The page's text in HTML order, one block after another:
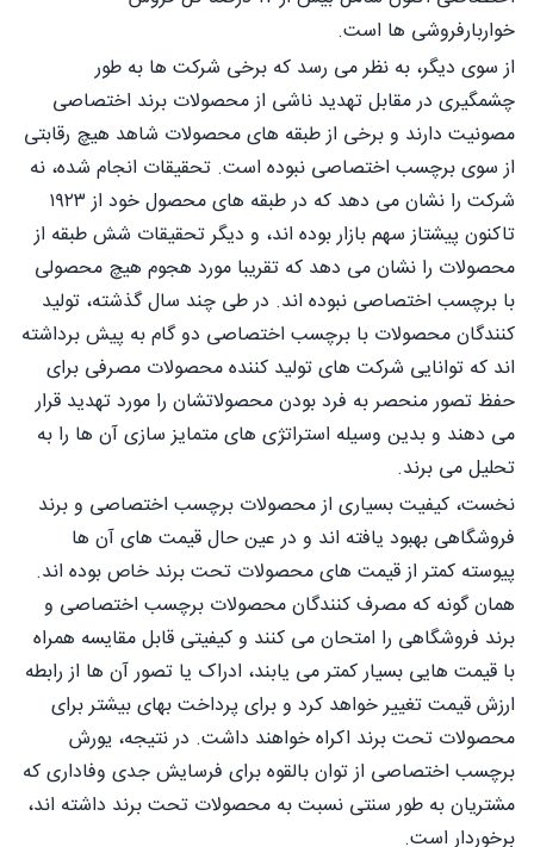
خواربارفروشی ها است.
از سوی دیگر، به نظر می رسد که برخی شرکت ها به طور
چشمگیری در مقابل تهدید ناشی از محصولات برند اختصاصی
مصونیت دارند و برخی از طبقه های محصولات شاهد هیچ رقابتی
از سوی برچسب اختصاصی نبوده است. تحقیقات انجام شده، نه
شرکت را نشان می دهد که در طبقه های محصول خود از ۱۹۲۳
تاکنون پیشتاز سهم بازار بوده اند، و دیگر تحقیقات شش طبقه از
محصولات را نشان می دهد که تقریبا مورد هجوم هیچ محصولی
با برچسب اختصاصی نبوده اند. در طی چند سال گذشته، تولید
کنندگان محصولات با برچسب اختصاصی دو گام به پیش برداشته
اند که توانایی شرکت های تولید کننده محصولات مصرفی برای
حفظ تصور منحصر به فرد بودن محصولاتشان را مورد تهدید قرار
می دهند و بدین وسیله استراتژی های متمایز سازی آن ها را به
تحلیل می برند.
نخست، کیفیت بسیاری از محصولات برچسب اختصاصی و برند
فروشگاهی بهبود یافته اند و در عین حال قیمت های آن ها
پیوسته کمتر از قیمت های محصولات تحت برند خاص بوده اند.
همان گونه که مصرف کنندگان محصولات برچسب اختصاصی و
برند فروشگاهی را امتحان می کنند و کیفیتی قابل مقایسه همراه
با قیمت هایی بسیار کمتر می یابند، ادراک یا تصور آن ها از رابطه
ارزش قیمت تغییر خواهد کرد و برای پرداخت بهای بیشتر برای
محصولات تحت برند اکراه خواهند داشت. در نتیجه، يورش
برچسب اختصاصی از توان بالقوه برای فرسایش جدی وفاداری که
مشتریان به طور سنتی نسبت به محصولات تحت برند داشته اند،
برخوردار است.